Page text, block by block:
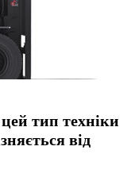
тип техніки
від